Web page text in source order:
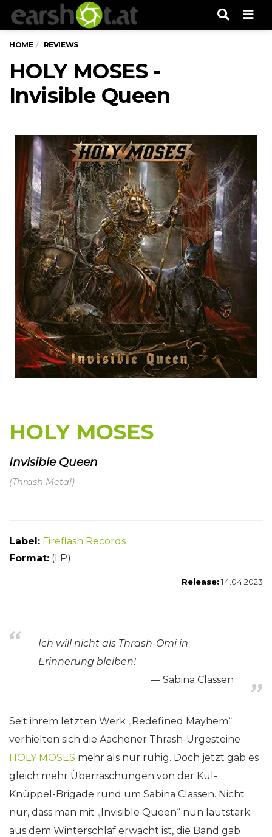
HOME REVIEWS
HOLY MOSES -
Invisible Queen
HOLY MOSES
Invisible Queen
(Thrash Metal)
Label: Fireflash Records
Format: (LP)
Release:14.04.2023
Ich will nicht als Thrash-Omi in
Erinnerung bleiben!
Sabina Classen
Seit ihrem letzten Werk „Redefined Mayhem“
verhielten sich die Aachener Thrash-Urgesteine
HOLY MOSES mehr als nur ruhig. Doch jetzt gab es
gleich mehr Überraschungen von der Kul-
Knüppel-Brigade rund um Sabina Classen. Nicht
nur, dass man mit „Invisible Queen“ nun lautstark
aus dem Winterschlaf erwacht ist, die Band gab